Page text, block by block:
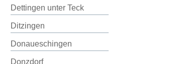
Dettingen unter Teck
Ditzingen
Donaueschingen
Donzdorf